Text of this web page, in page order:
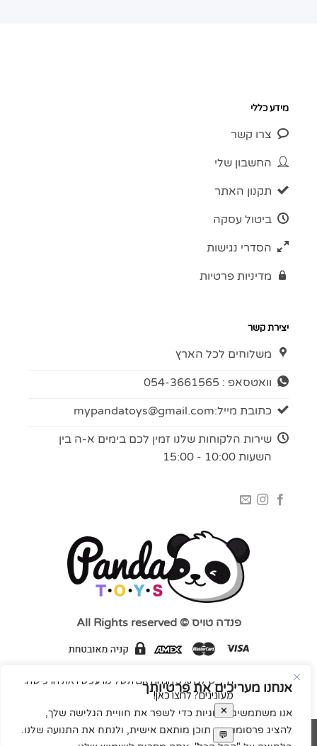
אנחנו מעריכים את פרטיותך
אנו משתמשים בעוגיות כדי לשפר את חוויית הגלישה שלך,
להציג פרסומות או תוכן מותאם אישית, ולנתח את התנועה שלנו.
מידע כללי
צרו קשר
החשבון שלי
תקנון האתר
ביטול עסקה
הסדרי נגישות
מדיניות פרטיות
יצירת קשר
משלוחים לכל הארץ
וואטסאפ : 054-3661565
כתובת מייל:mypandatoys@gmail.com
שירות הלקוחות שלנו זמין לכם בימים א-ה בין
השעות 10:00 - 15:00
פנדה טויס © All Rights reserved
Visa
MasterCard